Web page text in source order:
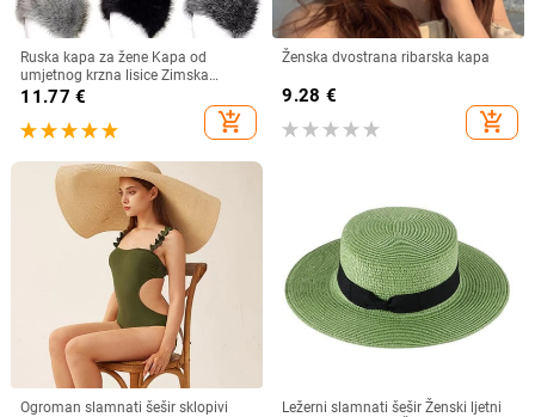
Ruska kapa za žene Kapa od
umjetnog krzna lisice Zimska
ženska topla kapa na otvorenom
Pahuljasta kapa Kapa s kantom za
snijeg 5 boja Ushanka Moda
11.77 €
add_shopping_cart
Ženska dvostrana ribarska kapa
9.28 €
add_shopping_cart
Ogroman slamnati šešir sklopivi
Ležerni slamnati šešir Ženski ljetni